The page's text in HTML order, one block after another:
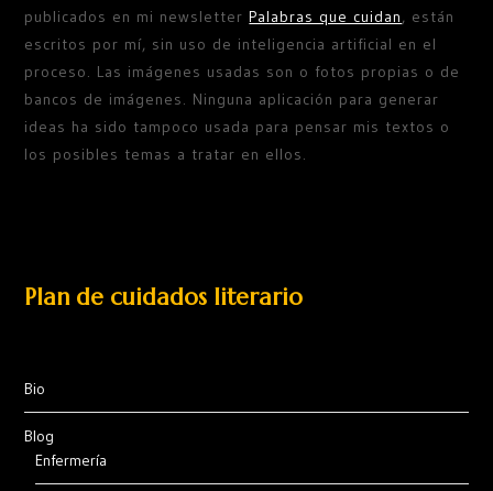
publicados en mi newsletterPalabras que cuidan, están
escritos por mí, sin uso de inteligencia artificial en el
proceso. Las imágenes usadas son o fotos propias o de
bancos de imágenes. Ninguna aplicación para generar
ideas ha sido tampoco usada para pensar mis textos o
los posibles temas a tratar en ellos.
Plan de cuidados literario
Bio
Blog
Enfermería